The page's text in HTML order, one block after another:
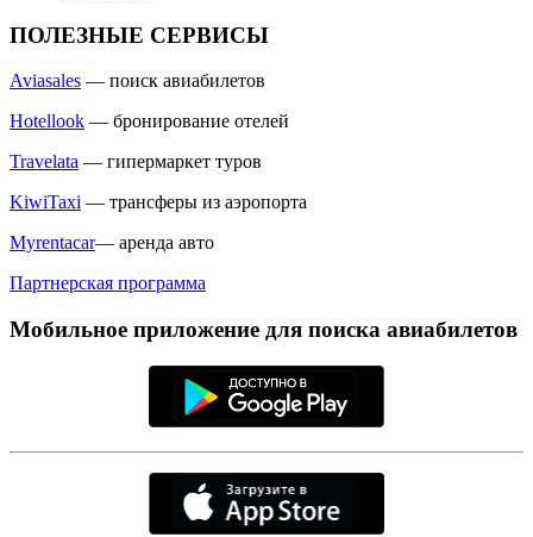
ПОЛЕЗНЫЕ СЕРВИСЫ
Aviasales — поиск авиабилетов
Hotellook — бронирование отелей
Travelata — гипермаркет туров
KiwiTaxi — трансферы из аэропорта
Myrentacar— аренда авто
Партнерская программа
Мобильное приложение для поиска авиабилетов